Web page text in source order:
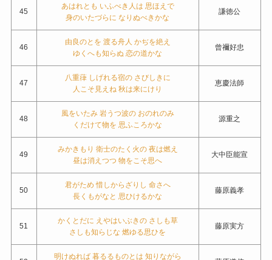
45
あはれとも いふべき人は 思ほえで
身のいたづらに なりぬべきかな
謙徳公
46
由良のとを 渡る舟人 かぢを絶え
ゆくへも知らぬ 恋の道かな
曾禰好忠
47
八重葎 しげれる宿の さびしきに
人こそ見えね 秋は来にけり
恵慶法師
48
風をいたみ 岩うつ波の おのれのみ
くだけて物を 思ふころかな
源重之
49
みかきもり 衛士のたく火の 夜は燃え
昼は消えつつ 物をこそ思へ
大中臣能宣
50
君がため 惜しからざりし 命さへ
長くもがなと 思ひけるかな
藤原義孝
51
かくとだに えやはいぶきの さしも草
さしも知らじな 燃ゆる思ひを
藤原実方
明けぬれば 暮るるものとは 知りながら